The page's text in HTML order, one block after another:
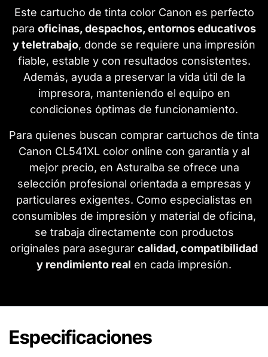
Este cartucho de tinta color Canon es perfecto
para oficinas, despachos, entornos educativos
y teletrabajo, donde se requiere una impresión
fiable, estable y con resultados consistentes.
Además, ayuda a preservar la vida útil de la
impresora, manteniendo el equipo en
condiciones óptimas de funcionamiento.
Para quienes buscan comprar cartuchos de tinta
Canon CL541XL color online con garantía y al
mejor precio, en Asturalba se ofrece una
selección profesional orientada a empresas y
particulares exigentes. Como especialistas en
consumibles de impresión y material de oficina,
se trabaja directamente con productos
originales para asegurar calidad, compatibilidad
y rendimiento real en cada impresión.
Especificaciones